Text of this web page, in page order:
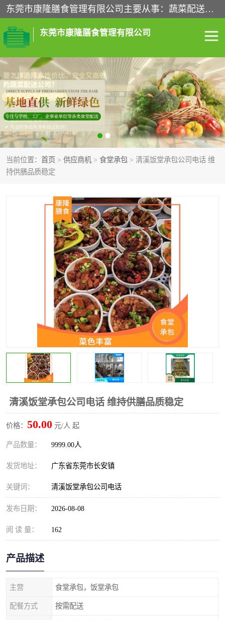
东莞市康隆膳食管理有限公司主要从事：蔬菜配送、食堂承包、企业工厂食堂承包、机关单位食堂承包、调味品配送、粮油配送、干货配送、副食配送、水果配送、海鲜配送等业务，东莞蔬菜配送电话，咨询在线客服。
东莞市康隆膳食管理有限公司
当前位置： 首页 > 供应商机 > 食堂承包 > 清溪饭堂承包公司电话 维
持供膳品质稳定
清溪饭堂承包公司电话 维持供膳品质稳定
价格： 50.00 元/人 起
产品数量： 9999.00人
发货地址： 广东省东莞市长安镇
关键词： 清溪饭堂承包公司电话
发布日期： 2026-08-08
阅 读 量： 162
产品描述
主营 食堂承包，饭堂承包
配餐方式 按需配送
食堂承包 蔬菜配送
粮油配送 鲜肉配送
海鲜配送 食材配送
调料配送 企业工厂食堂承包
副食配送